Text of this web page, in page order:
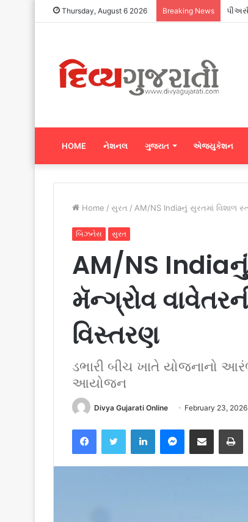
Thursday, August 6 2026 Breaking News
HOME નેશનલ ગુજરાત એજ્યુકેશન
Home / સુરત / AM/NS Indiaનું સુરતમાં વિશાળ
બિઝનેસ સુરત
AM/NS Indiaનું
મૅન્ગ્રોવ
વિસ્તરણ
ડભારી બીચ ખાતે યોજનાનો
આયોજન
Divya Gujarati Online February 23, 2026
FacebookTwitter LinkedInMessenger
Share via Email